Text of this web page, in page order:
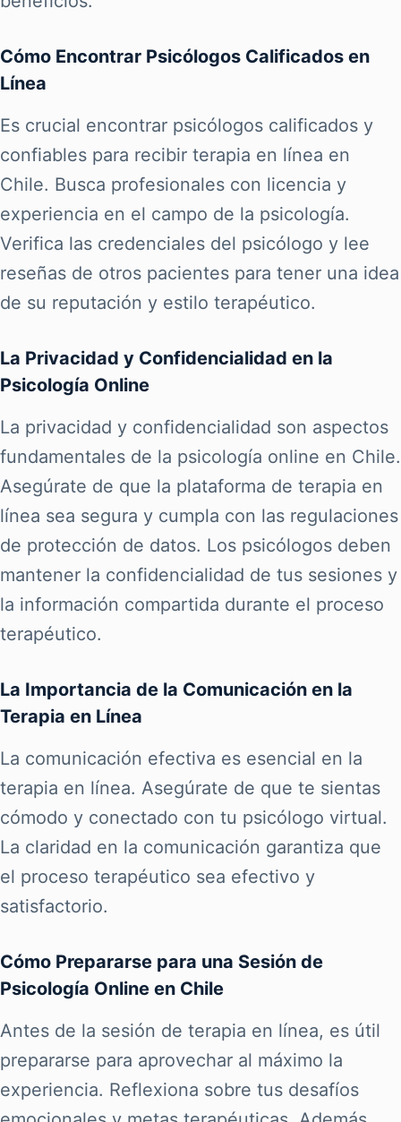
Cómo Encontrar Psicólogos Calificados en
Línea
Es crucial encontrar psicólogos calificados y
confiables para recibir terapia en línea en
Chile. Busca profesionales con licencia y
experiencia en el campo de la psicología.
Verifica las credenciales del psicólogo y lee
reseñas de otros pacientes para tener una idea
de su reputación y estilo terapéutico.
La Privacidad y Confidencialidad en la
Psicología Online
La privacidad y confidencialidad son aspectos
fundamentales de la psicología online en Chile.
Asegúrate de que la plataforma de terapia en
línea sea segura y cumpla con las regulaciones
de protección de datos. Los psicólogos deben
mantener la confidencialidad de tus sesiones y
la información compartida durante el proceso
terapéutico.
La Importancia de la Comunicación en la
Terapia en Línea
La comunicación efectiva es esencial en la
terapia en línea. Asegúrate de que te sientas
cómodo y conectado con tu psicólogo virtual.
La claridad en la comunicación garantiza que
el proceso terapéutico sea efectivo y
satisfactorio.
Cómo Prepararse para una Sesión de
Psicología Online en Chile
Antes de la sesión de terapia en línea, es útil
prepararse para aprovechar al máximo la
experiencia. Reflexiona sobre tus desafíos